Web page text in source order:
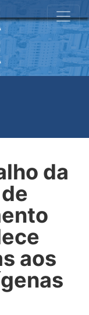
da
aos